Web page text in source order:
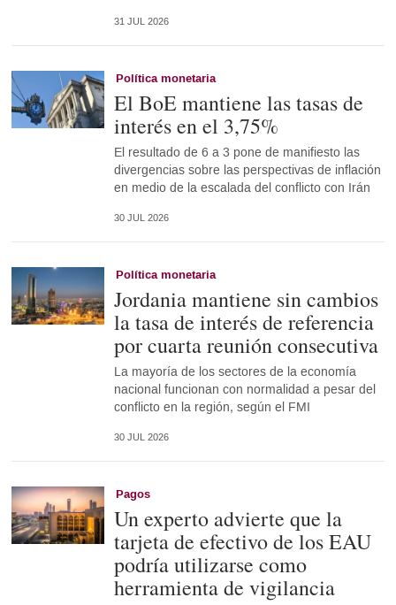
31 JUL 2026
Política monetaria
El BoE mantiene las tasas de
interés en el 3,75%
El resultado de 6 a 3 pone de manifiesto las
divergencias sobre las perspectivas de inflación
en medio de la escalada del conflicto con Irán
30 JUL 2026
Política monetaria
Jordania mantiene sin cambios
la tasa de interés de referencia
por cuarta reunión consecutiva
La mayoría de los sectores de la economía
nacional funcionan con normalidad a pesar del
conflicto en la región, según el FMI
30 JUL 2026
Pagos
Un experto advierte que la
tarjeta de efectivo de los EAU
podría utilizarse como
herramienta de vigilancia